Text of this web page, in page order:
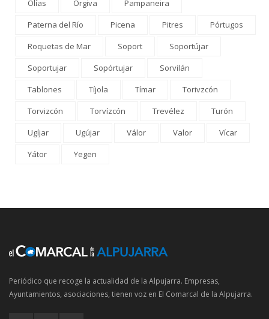
Olías
Órgiva
Pampaneira
Paterna del Río
Picena Pitres
Pórtugos
Roquetas de Mar
Soport
Soportújar
Soportujar
Sopórtujar
Sorvilán
Tablones
Tíjola Tímar
Torivzcón
Torvizcón
Torvízcón Trevélez
Turón
Ugíjar
Ugújar Válor Valor
Vícar
Yátor
Yegen
Periódico que recoge la actualidad de la Alpujarra. Empresas,
Ayuntamientos, asociaciones, tienen voz en El Comarcal de la Alpujarra.